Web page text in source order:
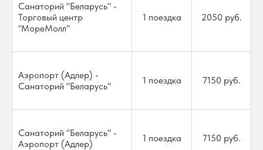
Санаторий "Беларусь" -
Торговый центр
"МореМолл"
1 поездка 2050 руб.
Аэропорт (Адлер) -
Санаторий "Беларусь"
1 поездка 7150 руб.
Санаторий "Беларусь" -
Аэропорт (Адлер)
1 поездка 7150 руб.